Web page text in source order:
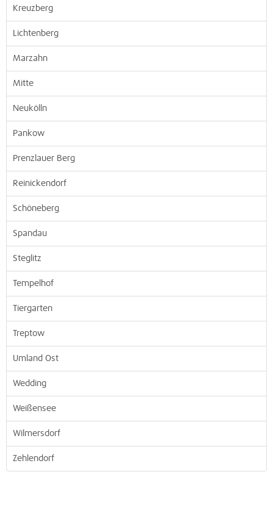
Kreuzberg
Lichtenberg
Marzahn
Mitte
Neukölln
Pankow
Prenzlauer Berg
Reinickendorf
Schöneberg
Spandau
Steglitz
Tempelhof
Tiergarten
Treptow
Umland Ost
Wedding
Weißensee
Wilmersdorf
Zehlendorf